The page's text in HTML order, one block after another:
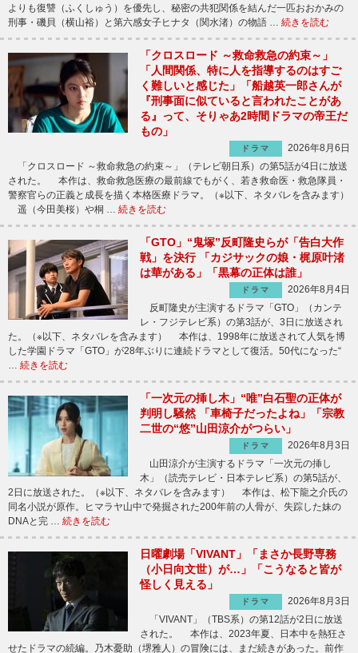
よりも復讐（ふくしゅう）を優先し、秘密の共犯関係を結んだ一匹おおかみの
刑事・磯貝（横山裕）と第六感女子ヒナタ（関水渚）の物語 … 続きを読む
「クロスロード ～救命救急の約束～」
「人間関係、特に人を指導するのはすご
く難しいと感じた」「船越英一郎さんが
『刑事面に似ていると言われたことがあ
る』って、そりゃあ2時間ドラマの帝王だ
もの」
ドラマ
2026年8月6日
「クロスロード ～救命救急の約束～」（テレビ朝日系）の第5話が4日に放送
された。 本作は、救命救急医療の最前線でもがく、若き救命医・救急隊員・
警察官らの正義と成長を描く本格医療ドラマ。（※以下、ネタバレを含みます）
遥（今田美桜）や桐 … 続きを読む
「GTO」“鬼塚”反町隆史らが「告白大作
戦」を決行 「カジサックの娘・梶原叶渚
は華がある」「黒幕の正体は誰」
ドラマ
2026年8月4日
反町隆史が主演するドラマ「GTO」（カンテ
レ・フジテレビ系）の第3話が、3日に放送され
た。（※以下、ネタバレを含みます） 本作は、1998年に放送されて人気を博
した学園ドラマ「GTO」が28年ぶりに連続ドラマとして復活。50代になった“
続きを読む
「一次元の挿し木」“唯”白石聖の正体が
判明し騒然 「車椅子だったよね」「宗教
二世の“悠”山田涼介がつらい」
ドラマ
2026年8月3日
山田涼介が主演するドラマ「一次元の挿し
木」（読売テレビ・日本テレビ系）の第5話が、
2日に放送された。（※以下、ネタバレを含みます） 本作は、松下龍之介氏の
同名小説が原作。ヒマラヤ山中で発掘された200年前の人骨が、失踪した妹の
DNAと完 … 続きを読む
日曜劇場「VIVANT」「まさか長野専務
（小日向文世）が…」「こうなると皆が
怪しく見える」
ドラマ
2026年8月3日
「VIVANT」（TBS系）の第12話が2日に放送
された。 本作は、2023年夏、日本中を熱狂さ
せたドラマの続編。乃木憂助（堺雅人）の冒険には、まだ続きがあった。前作